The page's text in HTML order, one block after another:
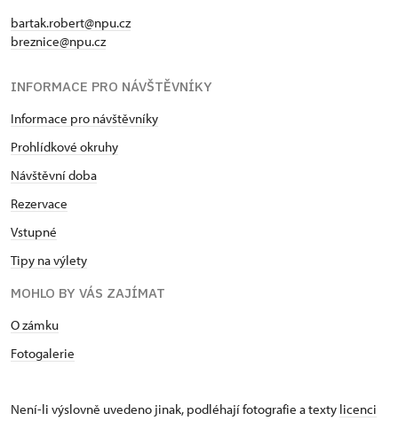
bartak.robert@npu.cz
breznice@npu.cz
INFORMACE PRO NÁVŠTĚVNÍKY
Informace pro návštěvníky
Prohlídkové okruhy
Návštěvní doba
Rezervace
Vstupné
Tipy na výlety
MOHLO BY VÁS ZAJÍMAT
O zámku
Fotogalerie
Není-li výslovně uvedeno jinak, podléhají fotografie a texty licenci